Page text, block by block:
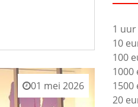
01 mei 2026
1 uur
10
100
1000
1500
20